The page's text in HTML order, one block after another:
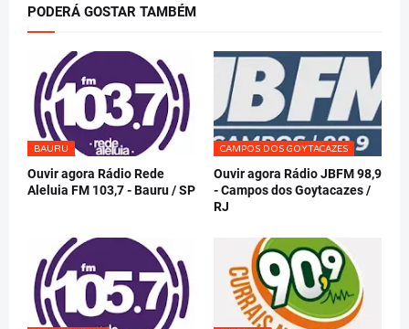
PODERÁ GOSTAR TAMBÉM
BAURU
Ouvir agora Rádio Rede
Aleluia FM 103,7 - Bauru / SP
CAMPOS DOS GOYTACAZES
Ouvir agora Rádio JBFM 98,9
- Campos dos Goytacazes /
RJ